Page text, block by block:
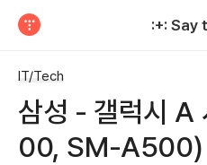
:+: Say
IT/Tech
삼성 - 갤럭시
00, SM-A500)